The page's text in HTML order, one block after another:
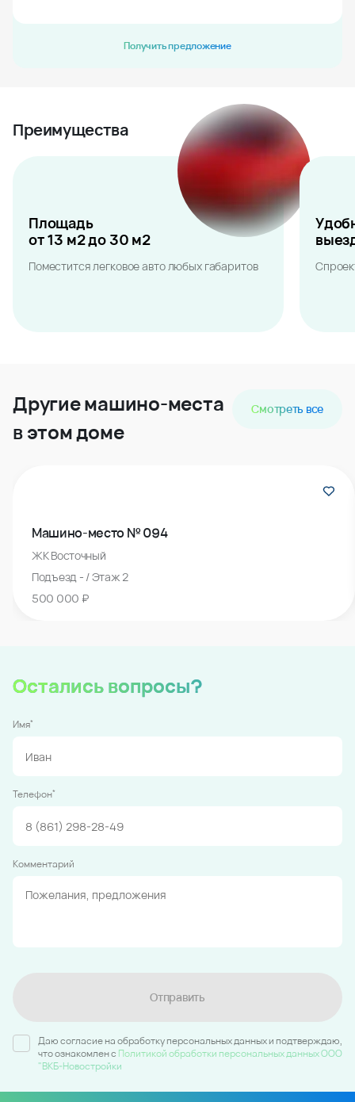
Получить предложение
Преимущества
Площадь
от 13 м2 до 30 м2
Поместится легковое авто любых габаритов
Другие машино-места
в этом доме
Смотреть все
Машино-место № 094
ЖК Восточный
Подъезд - / Этаж 2
500 000 ₽
Остались вопросы?
Имя*
Телефон*
Комментарий
Отправить
Даю согласие на обработку персональных данных и подтверждаю,
что ознакомлен c Политикой обработки персональных данных ООО
"ВКБ-Новостройки